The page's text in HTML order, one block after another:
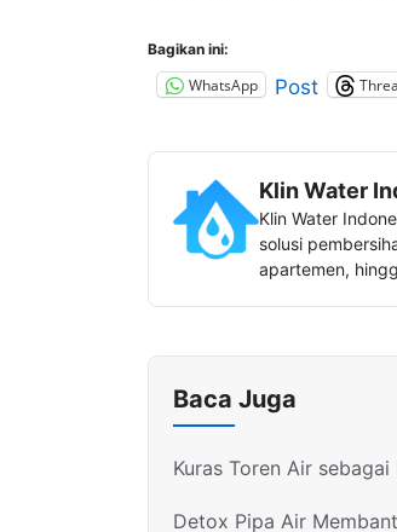
Bagikan ini:
WhatsApp Post
Klin Water
Klin Water
solusi
apartemen,
Baca Juga
Kuras Toren Air
Detox Pipa Air